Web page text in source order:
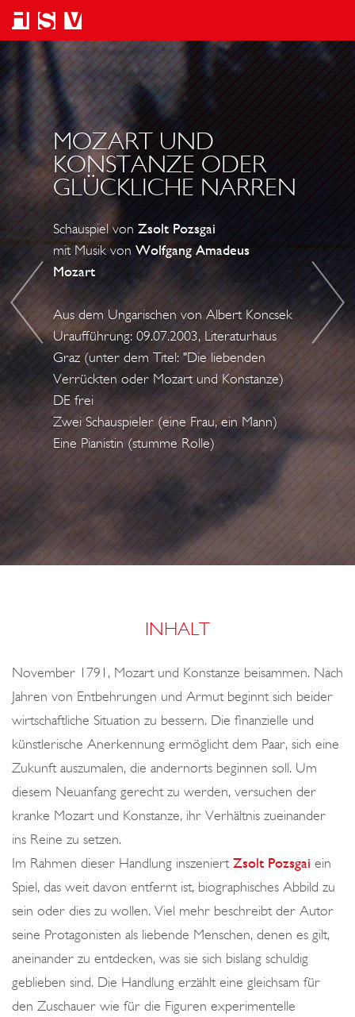
M
O
Z
A
R
T
U
D
K
O
N
S
A
N
Z
E
R
K
L
I
C
H
E
N
A
R
R
E
N
P
N
A
L
Z
E
MOZART UND
KONSTANZE ODER
GLÜCKLICHE NARREN
Schauspiel vonZsolt Pozsgai
mit Musik vonWolfgang Amadeus
Mozart
Aus dem Ungarischen von Albert Koncsek
Uraufführung: 09.07.2003, Literaturhaus
Graz (unter dem Titel: "Die liebenden
Verrückten oder Mozart und Konstanze)
DE frei
Zwei Schauspieler (eine Frau, ein Mann)
Eine Pianistin (stumme Rolle)
INHALT
November 1791, Mozart und Konstanze beisammen. Nach
Jahren von Entbehrungen und Armut beginnt sich beider
wirtschaftliche Situation zu bessern. Die finanzielle und
künstlerische Anerkennung ermöglicht dem Paar, sich eine
Zukunft auszumalen, die andernorts beginnen soll. Um
diesem Neuanfang gerecht zu werden, versuchen der
kranke Mozart und Konstanze, ihr Verhältnis zueinander
ins Reine zu setzen.
Im Rahmen dieser Handlung inszeniertZsolt Pozsgai ein
Spiel, das weit davon entfernt ist, biographisches Abbild zu
sein oder dies zu wollen. Viel mehr beschreibt der Autor
seine Protagonisten als liebende Menschen, denen es gilt,
aneinander zu entdecken, was sie sich bislang schuldig
geblieben sind. Die Handlung erzählt eine gleichsam für
den Zuschauer wie für die Figuren experimentelle